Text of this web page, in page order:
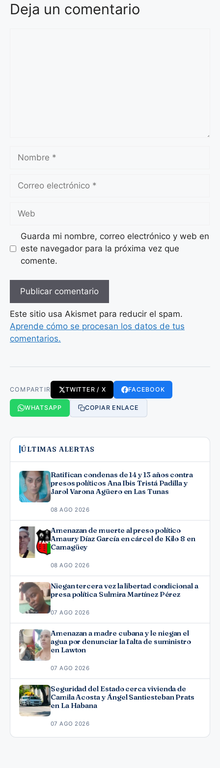
Deja un comentario
Nombre
Correo
Web
Guarda mi nombre, correo electrónico y web en
este navegador para la próxima vez que
comente.
Este sitio usa Akismet para reducir el spam.
Aprende cómo se procesan los datos de tus
comentarios.
COMPARTIR TWITTER / X FACEBOOK
WHATSAPP COPIAR ENLACE
ÚLTIMAS ALERTAS
Ratifican condenas de 14 y 13 años contra
presos políticos Ana Ibis Tristá Padilla y
Jarol Varona Agüero en Las Tunas
08 AGO 2026
Amenazan de muerte al preso político
Amaury Díaz García en cárcel de Kilo 8 en
Camagüey
08 AGO 2026
Niegan tercera vez la libertad condicional a
presa política Sulmira Martínez Pérez
07 AGO 2026
Amenazan a madre cubana y le niegan el
agua por denunciar la falta de suministro
en Lawton
07 AGO 2026
Seguridad del Estado cerca vivienda de
Camila Acosta y Ángel Santiesteban Prats
en La Habana
07 AGO 2026